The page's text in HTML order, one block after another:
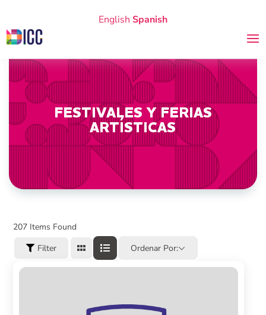
English Spanish
FESTIVALES Y FERIAS
ARTÍSTICAS
207 Items Found
Filter
Ordenar Por: